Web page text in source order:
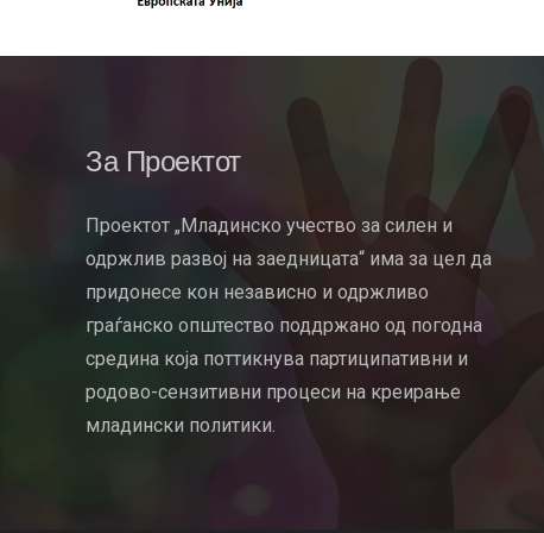
За Проектот
Проектот „Младинско учество за силен и
одржлив развој на заедницата“ има за цел да
придонесе кон независно и одржливо
граѓанско општество поддржано од погодна
средина која поттикнува партиципативни и
родово-сензитивни процеси на креирање
младински политики.